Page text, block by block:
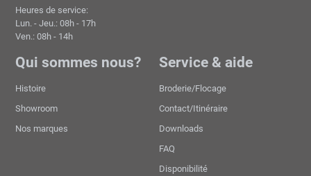
Heures de service:
Lun. - Jeu.: 08h - 17h
Ven.: 08h - 14h
Qui sommes nous?
Histoire
Showroom
Nos marques
Service & aide
Broderie/Flocage
Contact/Itinéraire
Downloads
FAQ
Disponibilité